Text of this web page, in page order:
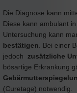
Die Diagnose kann
Diese kann ambulant
Untersuchung kann
bestätigen . Bei einer
jedoch zusätzliche
bösartige Erkrankung
(Curetage) notwendig.